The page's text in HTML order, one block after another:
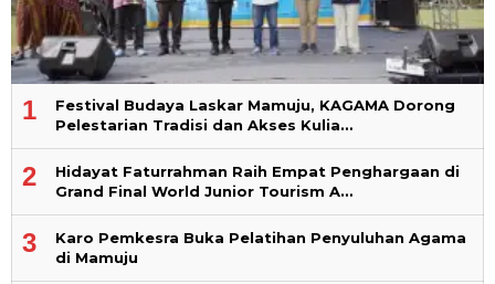
1
Festival Budaya Laskar Mamuju, KAGAMA Dorong
Pelestarian Tradisi dan Akses Kulia…
2
Hidayat Faturrahman Raih Empat Penghargaan di
Grand Final World Junior Tourism A…
3
Karo Pemkesra Buka Pelatihan Penyuluhan Agama
di Mamuju